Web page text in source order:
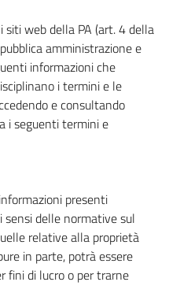
siti web della PA (art. 4 della
amministrazione e
informazioni che
i termini e le
e consultando
i seguenti termini e
presenti
delle normative sul
relative alla proprietà
in parte, potrà essere
fini di lucro o per trarne